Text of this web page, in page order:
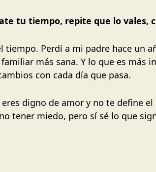
tu tiempo, repite que lo vales,
Perdí a mi padre hace un
más sana. Y lo que es más
con cada día que pasa.
digno de amor y no te define
tener miedo, pero sí sé lo que